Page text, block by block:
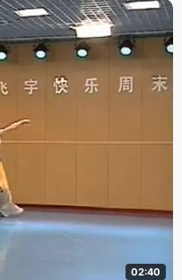
02:40